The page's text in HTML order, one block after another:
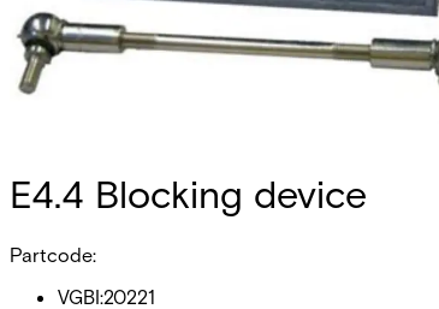
E4.4 Blocking device
Partcode:
VGBI:20221